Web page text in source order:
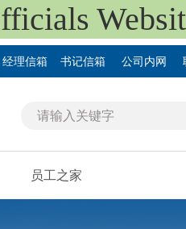
经理信箱 书记信箱 公司内网
员工之家